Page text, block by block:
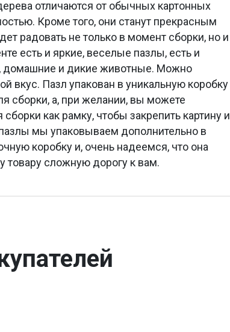
отличаются от обычных картонных
Кроме того, они станут прекрасным
радовать не только в момент сборки, но и
есть и яркие, веселые пазлы, есть и
домашние и дикие животные. Можно
вкус. Пазл упакован в уникальную коробку
сборки, а, при желании, вы можете
как рамку, чтобы закрепить картину и
мы упаковываем дополнительно в
коробку и, очень надеемся, что она
сложную дорогу к вам.